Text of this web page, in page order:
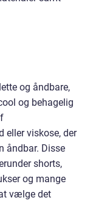
og åndbare,
og behagelig
eller viskose, der
åndbar. Disse
shorts,
og mange
vælge det